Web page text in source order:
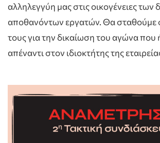
αλληλεγγύη μας στις οικογένειες των
αποθανόντων εργατών. Θα σταθούμε
τους για την δικαίωση του αγώνα που
απέναντι στον ιδιοκτήτης της